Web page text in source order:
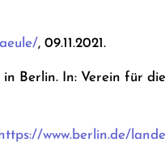
, 09.11.2021.
Berlin. In: Verein für
https://www.berlin.de/